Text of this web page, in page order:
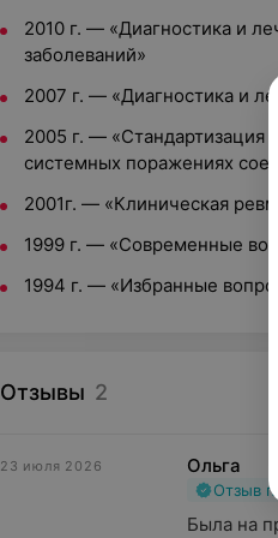
2010 г. — «Диагностика и
заболеваний»
2007 г. — «Диагностика и
2005 г. — «Стандартизация
системных поражениях
2001г. — «Клиническая
1999 г. — «Современные
1994 г. — «Избранные
Отзывы 2
23 июля 2026 Ольга
Отзыв
Была на